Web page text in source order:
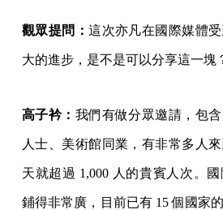
觀眾提問：這次亦凡在國際媒體
大的進步，是不是可以分享這一塊
高子衿： 我們有做分眾邀請，包
人士、美術館同業，有非常多人
天就超過 1,000 人的貴賓人次。
鋪得非常廣，目前已有 15 個國家